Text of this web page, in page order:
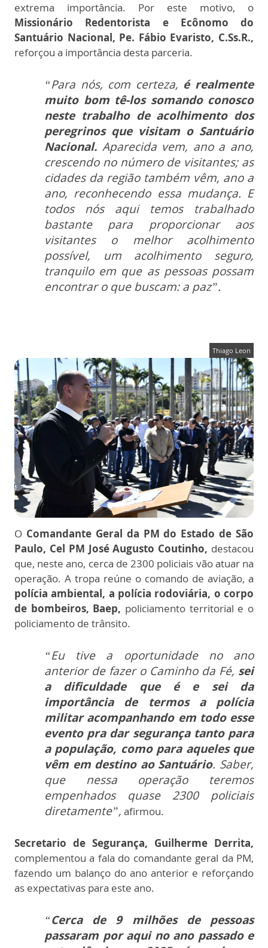
extrema importância. Por este motivo, o
Missionário Redentorista e Ecônomo do
Santuário Nacional, Pe. Fábio Evaristo, C.Ss.R.,
reforçou a importância desta parceria.
“Para nós, com certeza, é realmente
muito bom tê-los somando conosco
neste trabalho de acolhimento dos
peregrinos que visitam o Santuário
Nacional. Aparecida vem, ano a ano,
crescendo no número de visitantes; as
cidades da região também vêm, ano a
ano, reconhecendo essa mudança. E
todos nós aqui temos trabalhado
bastante para proporcionar aos
visitantes o melhor acolhimento
possível, um acolhimento seguro,
tranquilo em que as pessoas possam
encontrar o que buscam: a paz”.
Thiago Leon
O Comandante Geral da PM do Estado de São
Paulo, Cel PM José Augusto Coutinho, destacou
que, neste ano, cerca de 2300 policiais vão atuar na
operação. A tropa reúne o comando de aviação, a
polícia ambiental, a polícia rodoviária, o corpo
de bombeiros, Baep, policiamento territorial e o
policiamento de trânsito.
“Eu tive a oportunidade no ano
anterior de fazer o Caminho da Fé, sei
a dificuldade que é e sei da
importância de termos a polícia
militar acompanhando em todo esse
evento pra dar segurança tanto para
a população, como para aqueles que
vêm em destino ao Santuário. Saber,
que nessa operação teremos
empenhados quase 2300 policiais
diretamente”, afirmou.
Secretario de Segurança, Guilherme Derrita,
complementou a fala do comandante geral da PM,
fazendo um balanço do ano anterior e reforçando
as expectativas para este ano.
“Cerca de 9 milhões de pessoas
passaram por aqui no ano passado e